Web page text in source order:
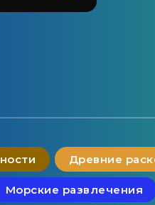
Древние
Морские развлечения